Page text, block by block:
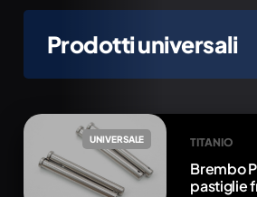
Prodotti universali
UNIVERSALE TITANIO
Brembo
pastiglie